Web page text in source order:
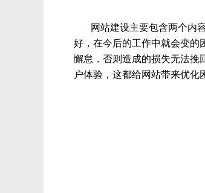
网站建设主要包含两个内
好，在今后的工作中就会变的
懈怠，否则造成的损失无法挽
户体验，这都给网站带来优化